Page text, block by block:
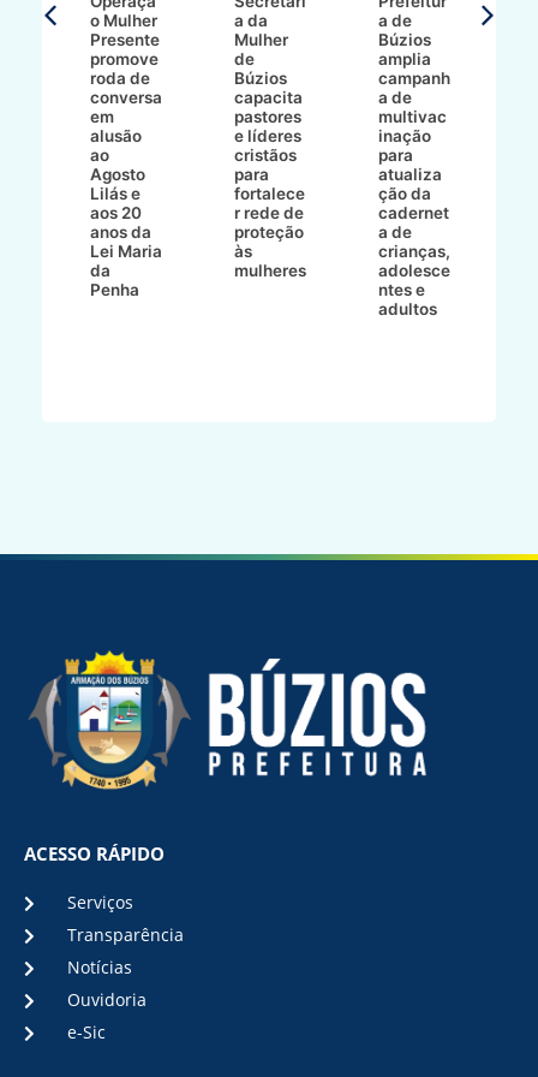
o Mulher
Presente
promove
roda de
conversa
em
alusão
ao
Agosto
Lilás e
aos 20
anos da
Lei Maria
da
Penha
a da
Mulher
de
Búzios
capacita
pastores
e líderes
cristãos
para
fortalece
r rede de
proteção
às
mulheres
a de
Búzios
amplia
campanh
a de
multivac
inação
para
atualiza
ção da
cadernet
a de
crianças,
adolesce
ntes e
adultos
ACESSO RÁPIDO
Serviços
Transparência
Notícias
Ouvidoria
e-Sic